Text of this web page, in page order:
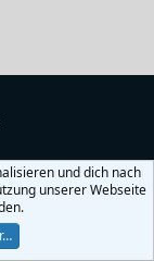
und dich nach
unserer Webseite